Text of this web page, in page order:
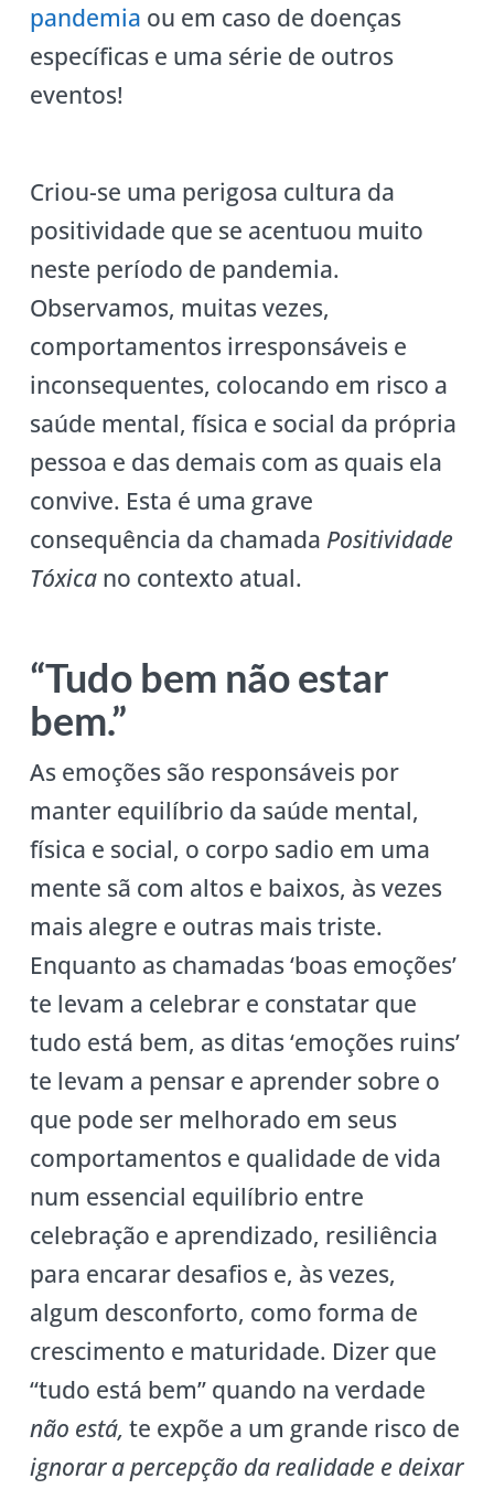
pandemia ou em caso de doenças
específicas e uma série de outros
eventos!
Criou-se uma perigosa cultura da
positividade que se acentuou muito
neste período de pandemia.
Observamos, muitas vezes,
comportamentos irresponsáveis e
inconsequentes, colocando em risco a
saúde mental, física e social da própria
pessoa e das demais com as quais ela
convive. Esta é uma grave
consequência da chamada Positividade
Tóxicano contexto atual.
“Tudo bem não estar
bem.”
As emoções são responsáveis por
manter equilíbrio da saúde mental,
física e social, o corpo sadio em uma
mente sã com altos e baixos, às vezes
mais alegre e outras mais triste.
Enquanto as chamadas ‘boas emoções’
te levam a celebrar e constatar que
tudo está bem, as ditas ‘emoções ruins’
te levam a pensar e aprender sobre o
que pode ser melhorado em seus
comportamentos e qualidade de vida
num essencial equilíbrio entre
celebração e aprendizado, resiliência
para encarar desafios e, às vezes,
algum desconforto, como forma de
crescimento e maturidade. Dizer que
“tudo está bem” quando na verdade
não está, te expõe a um grande risco de
ignorar a percepção da realidade e deixar